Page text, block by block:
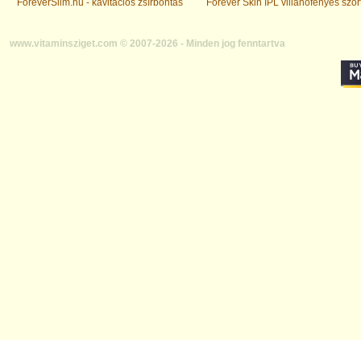
ForeverSlim.hu - kavitációs zsírbontás Forever Skin IPL villanófényes
www.vitaminsziget.com © 2007-2026 - Minden jog fenntartva